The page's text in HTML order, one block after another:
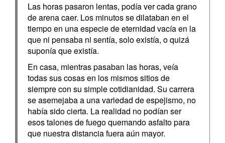
Las horas pasaron lentas, podía ver cada grano
de arena caer. Los minutos se dilataban en el
tiempo en una especie de eternidad vacía en la
que ni pensaba ni sentía, solo existía, o quizá
suponía que existía.
En casa, mientras pasaban las horas, veía
todas sus cosas en los mismos sitios de
siempre con su simple cotidianidad. Su carrera
se asemejaba a una variedad de espejismo, no
había sido cierta. La realidad no podían ser
esos talones de fuego quemando asfalto para
que nuestra distancia fuera aún mayor.